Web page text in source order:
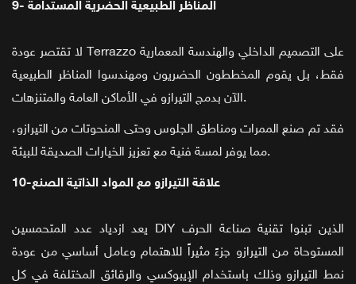
9- المناظر الطبيعية الحضرية المستدامة
لا تقتصر عودة Terrazzo على التصميم الداخلي والهندسة المعمارية
فقط، بل يقوم المخططون الحضريون ومهندسوا المناظر الطبيعية
الآن بدمج التيرازو في الأماكن العامة والمتنزهات.
فقد تم صنع الممرات ومناطق الجلوس وحتى المنحوتات من التيرازو،
مما يوفر لمسة فنية مع تعزيز الخيارات الصديقة للبيئة.
10-علاقة التيرازو مع المواد الذاتية الصنع
يعد ازدياد عدد المتحمسين DIY الذين تبنوا تقنية صناعة الحرف
المستوحاة من التيرازو جزءً مثيراً للاهتمام وعامل أساسي من عودة
نمط التيرازو وذلك باستخدام الإيبوكسي والرقائق المختلفة في كل